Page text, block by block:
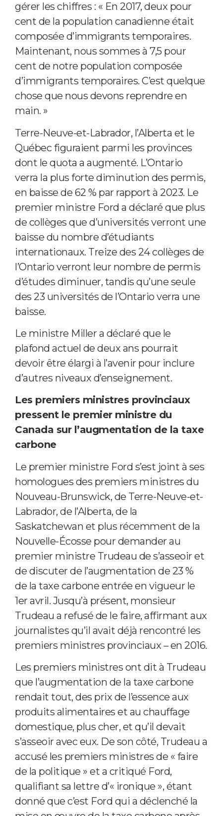
gérer les chiffres : « En 2017, deux pour
cent de la population canadienne était
composée d’immigrants temporaires.
Maintenant, nous sommes à 7,5 pour
cent de notre population composée
d’immigrants temporaires. C’est quelque
chose que nous devons reprendre en
main. »
Terre-Neuve-et-Labrador, l’Alberta et le
Québec figuraient parmi les provinces
dont le quota a augmenté. L’Ontario
verra la plus forte diminution des permis,
en baisse de 62 % par rapport à 2023. Le
premier ministre Ford a déclaré que plus
de collèges que d’universités verront une
baisse du nombre d’étudiants
internationaux. Treize des 24 collèges de
l’Ontario verront leur nombre de permis
d’études diminuer, tandis qu’une seule
des 23 universités de l’Ontario verra une
baisse.
Le ministre Miller a déclaré que le
plafond actuel de deux ans pourrait
devoir être élargi à l’avenir pour inclure
d’autres niveaux d’enseignement.
Les premiers ministres provinciaux
pressent le premier ministre du
Canada sur l’augmentation de la taxe
carbone
Le premier ministre Ford s’est joint à ses
homologues des premiers ministres du
Nouveau-Brunswick, de Terre-Neuve-et-
Labrador, de l’Alberta, de la
Saskatchewan et plus récemment de la
Nouvelle-Écosse pour demander au
premier ministre Trudeau de s’asseoir et
de discuter de l’augmentation de 23 %
de la taxe carbone entrée en vigueur le
1er avril. Jusqu’à présent, monsieur
Trudeau a refusé de le faire, affirmant aux
journalistes qu’il avait déjà rencontré les
premiers ministres provinciaux – en 2016.
Les premiers ministres ont dit à Trudeau
que l’augmentation de la taxe carbone
rendait tout, des prix de l’essence aux
produits alimentaires et au chauffage
domestique, plus cher, et qu’il devait
s’asseoir avec eux. De son côté, Trudeau a
accusé les premiers ministres de « faire
de la politique » et a critiqué Ford,
qualifiant sa lettre d’« ironique », étant
donné que c’est Ford qui a déclenché la